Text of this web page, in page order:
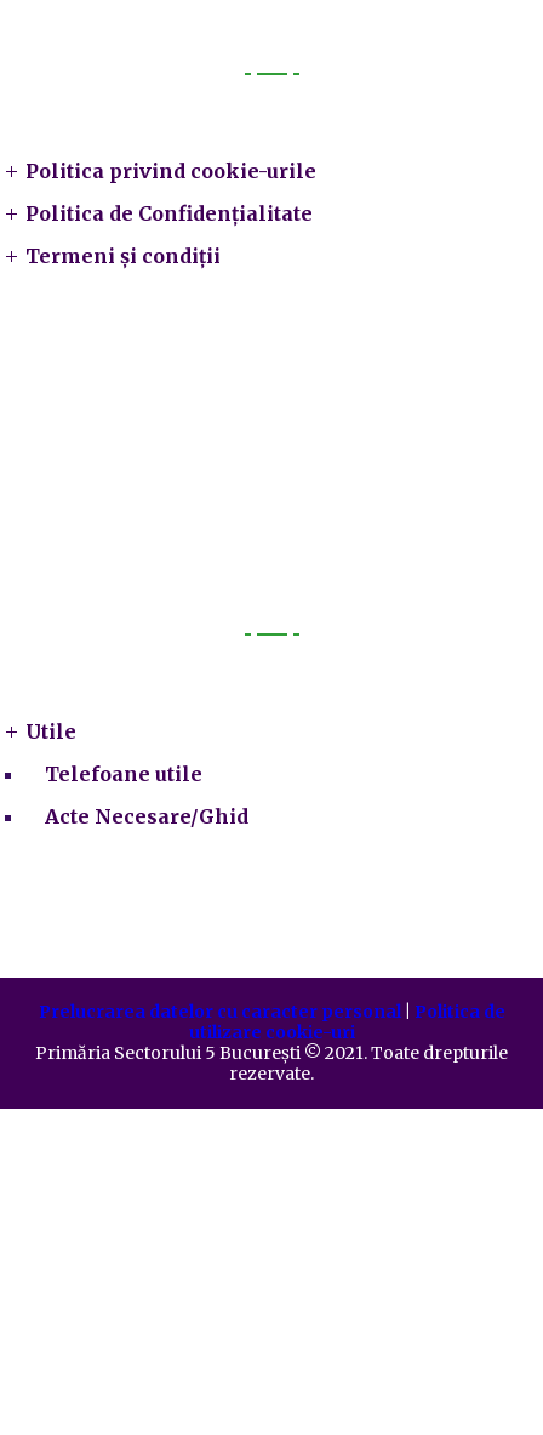
Politica privind cookie-urile
Politica de Confidențialitate
Termeni și condiții
Utile
Telefoane utile
Acte Necesare/Ghid
Prelucrarea datelor cu caracter personal| Politica de
utilizare cookie-uri
Primăria Sectorului 5 București ©️ 2021. Toate drepturile
rezervate.